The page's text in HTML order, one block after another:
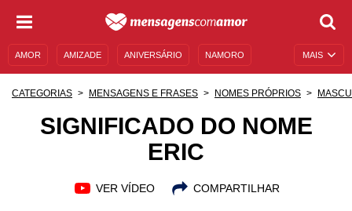
MAIS
AMOR AMIZADE ANIVERSÁRIO NAMORO
MENSAGENS DE ANIVERSÁRIO
CATEGORIAS MENSAGENS E FRASES NOMES PRÓPRIOS
SIGNIFICADO DO NOME
ERIC
VER VÍDEO COMPARTILHAR